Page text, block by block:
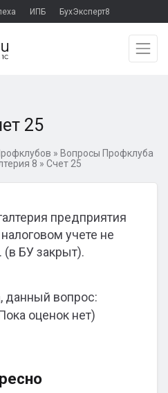
ИПБ БухЭксперт8
25
» Вопросы Профклуба
8 » Счет 25
предприятия
учете не
(в БУ закрыт).
данный вопрос:
оценок нет)